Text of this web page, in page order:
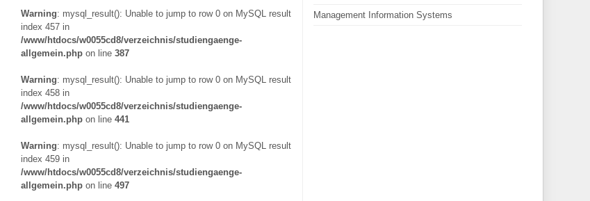
Warning: mysql_result(): Unable to jump to row 0 on MySQL result
index 457 in
/www/htdocs/w0055cd8/verzeichnis/studiengaenge-
allgemein.php on line 387
Warning: mysql_result(): Unable to jump to row 0 on MySQL result
index 458 in
/www/htdocs/w0055cd8/verzeichnis/studiengaenge-
allgemein.php on line 441
Warning: mysql_result(): Unable to jump to row 0 on MySQL result
index 459 in
/www/htdocs/w0055cd8/verzeichnis/studiengaenge-
allgemein.php on line 497
Management Information Systems